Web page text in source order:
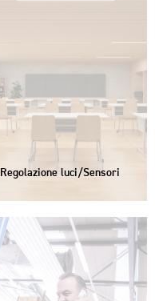
Regolazione luci/Sensori